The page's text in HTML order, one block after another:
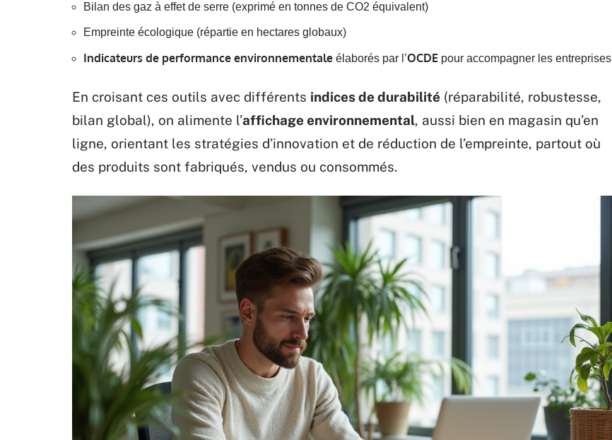
Bilan des gaz à effet de serre (exprimé en tonnes de CO2 équivalent)
Empreinte écologique (répartie en hectares globaux)
Indicateurs de performance environnementale élaborés par l’OCDE pour accompagner les entreprises
En croisant ces outils avec différents indices de durabilité (réparabilité, robustesse,
bilan global), on alimente l’affichage environnemental, aussi bien en magasin qu’en
ligne, orientant les stratégies d’innovation et de réduction de l’empreinte, partout où
des produits sont fabriqués, vendus ou consommés.